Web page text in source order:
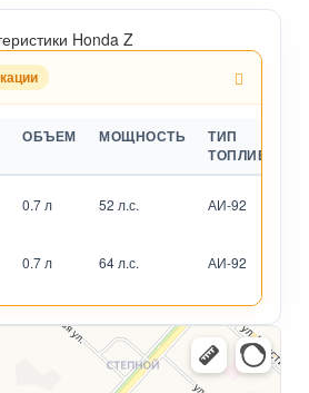
Honda Z
ОБЪЕМ МОЩНОСТЬ
ТИП
ТОПЛИВА
0.7 л 52 л.с. АИ-92
0.7 л 64 л.с. АИ-92